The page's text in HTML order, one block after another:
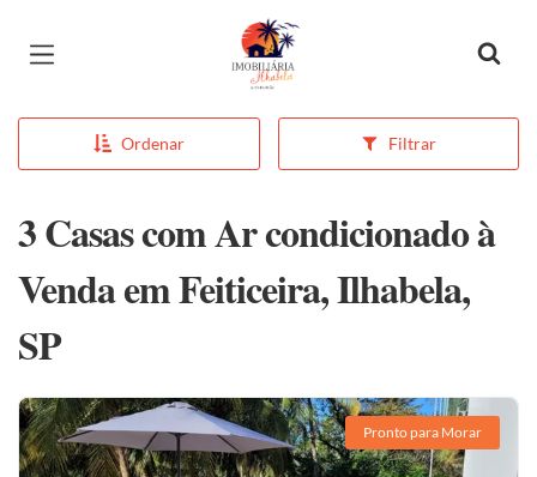
Página inicial
Ordenar Filtrar
3 Casas com Ar condicionado à
Venda em Feiticeira, Ilhabela,
SP
Pronto para Morar